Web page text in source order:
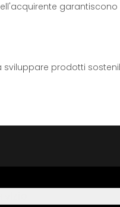
garantiscono
prodotti